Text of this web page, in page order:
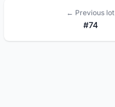
← Previous lot
#74